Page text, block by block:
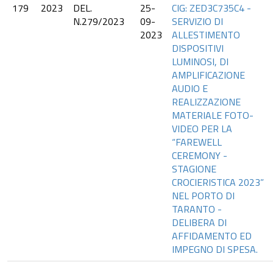
179
2023
DEL.
N.279/2023
25-
09-
2023
CIG: ZED3C735C4 -
SERVIZIO DI
ALLESTIMENTO
DISPOSITIVI
LUMINOSI, DI
AMPLIFICAZIONE
AUDIO E
REALIZZAZIONE
MATERIALE FOTO-
VIDEO PER LA
“FAREWELL
CEREMONY -
STAGIONE
CROCIERISTICA 2023”
NEL PORTO DI
TARANTO -
DELIBERA DI
AFFIDAMENTO ED
IMPEGNO DI SPESA.